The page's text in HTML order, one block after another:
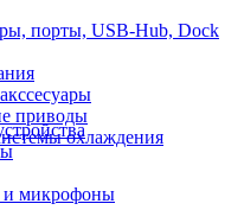
порты, USB-Hub, Dock
приводы
охлаждения
микрофоны